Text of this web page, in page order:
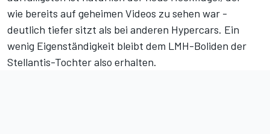
wie bereits auf geheimen Videos zu sehen war -
deutlich tiefer sitzt als bei anderen Hypercars. Ein
wenig Eigenständigkeit bleibt dem LMH-Boliden der
Stellantis-Tochter also erhalten.